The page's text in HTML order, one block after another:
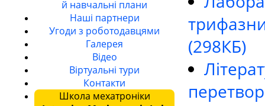
й навчальні плани
Наші партнери
Угоди з роботодавцями
Галерея
Відео
Віртуальні тури
Контакти
Школа мехатроніки
(298КБ)